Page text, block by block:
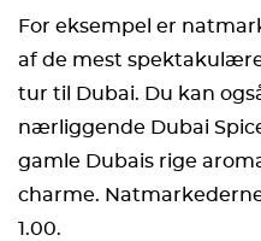
For eksempel er
af de mest
tur til Dubai. Du kan
nærliggende Dubai
gamle Dubais rige
charme.
1.00.